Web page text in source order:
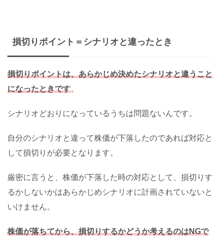
損切りポイント＝シナリオと違ったとき
損切りポイントは、あらかじめ決めたシナリオと違うこと
になったときです。
シナリオどおりになっているうちは問題ないんです。
自分のシナリオと違って株価が下落したのであれば対応と
して損切りが必要となります。
厳密に言うと、株価が下落した時の対応として、損切りす
るかしないかはあらかじめシナリオに計画されていないと
いけません。
株価が落ちてから、損切りするかどうか考えるのはNGで